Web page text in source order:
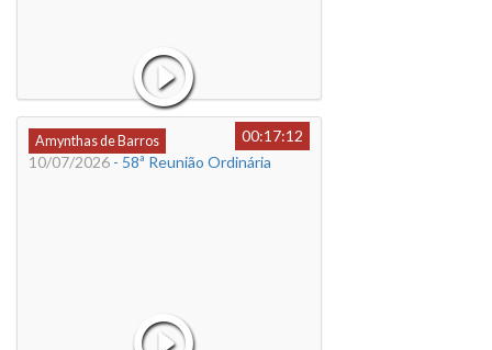
Amynthas de Barros
00:17:12
10/07/2026 - 58ª Reunião Ordinária